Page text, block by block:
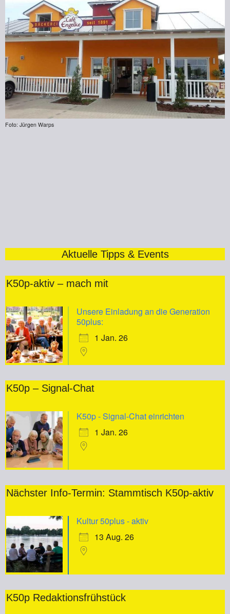
Foto: Jürgen Warps
Aktuelle Tipps & Events
K50p-aktiv – mach mit
Unsere Einladung an die Generation
50plus:
1 Jan. 26
K50p – Signal-Chat
K50p - Signal-Chat einrichten
1 Jan. 26
Nächster Info-Termin: Stammtisch K50p-aktiv
Kultur 50plus - aktiv
13 Aug. 26
K50p Redaktionsfrühstück